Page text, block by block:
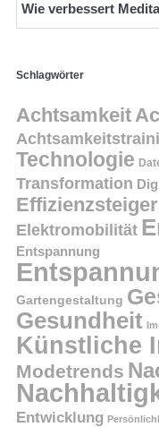
Wie verbessert
Schlagwörter
Achtsamkeit
Technologie
Transformation
Elektromobilität
Entspannung
Gartengestaltung
Gesundheit
Künstliche
Modetrends
Entwicklung